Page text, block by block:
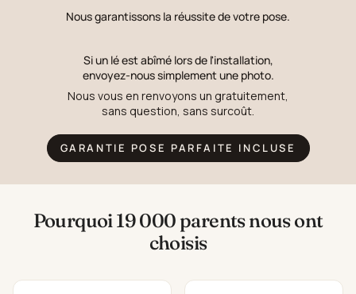
Nous garantissons la réussite de votre pose.
Si un lé est abîmé lors de l'installation,
envoyez-nous simplement une photo.
Nous vous en renvoyons un gratuitement,
sans question, sans surcoût.
GARANTIE POSE PARFAITE INCLUSE
Pourquoi 19 000 parents nous ont
choisis